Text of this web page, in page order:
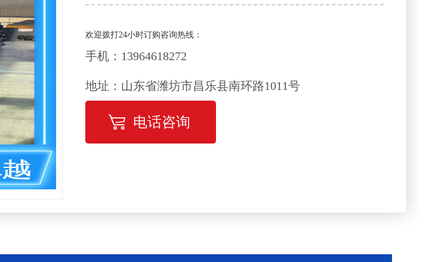
欢迎拨打24小时订购咨询热线：
手机：13964618272
地址：山东省潍坊市昌乐县南环路1011号
电话咨询